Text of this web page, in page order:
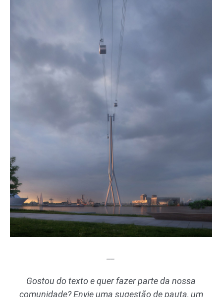
Gostou do texto e quer fazer parte da nossa
comunidade? Envie uma sugestão de pauta, um